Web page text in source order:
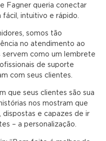
Fagner queria conectar
intuitivo e rápido.
somos tão
no atendimento ao
servem como um lembrete
de suporte
com seus clientes.
que seus clientes são sua
nos mostram que
e capazes de ir
– a personalização.